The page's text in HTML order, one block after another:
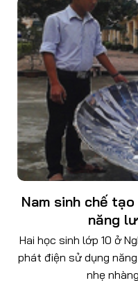
Nam sinh chế
năng
Hai học sinh lớp 10 ở
phát điện sử dụng
nhẹ